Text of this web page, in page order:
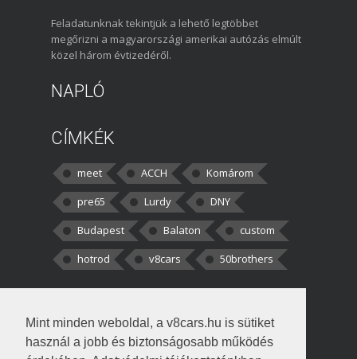
Mint minden weboldal, a v8cars.hu is sütiket
használ a jobb és biztonságosabb működés
Feladatunknak tekintjük a lehető legtöbbet
megőrizni a magyarországi amerikai autózás elmúlt
közel három évtizedéről.
NAPLÓ
CÍMKÉK
meet ACCH
Komárom
pre65
Lurdy
DNY
Budapest
Balaton
custom
hotrod
v8cars 50brothers
kortisz:Elszúrtam! Én csak két
darabbaal számoltam. Nem tudtam, hogy fél autót,